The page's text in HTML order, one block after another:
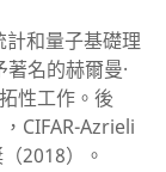
和量子基礎理
名的赫爾曼·
性工作。後
CIFAR-Azrieli
2018）。